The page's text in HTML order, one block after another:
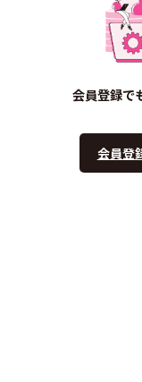
会員登録で
会員登